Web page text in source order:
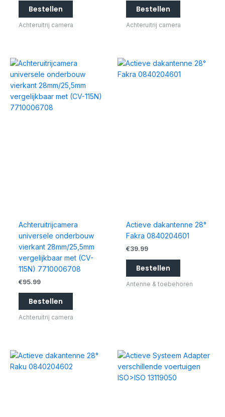
Bestellen
Achteruitrij camera
Bestellen
Achteruitrij camera
Achteruitrijcamera
universele onderbouw
vierkant 28mm/25,5mm
vergelijkbaar met (CV-
115N) 7710006708
€95.99
Bestellen
Achteruitrij camera
Actieve dakantenne 28°
Fakra 0840204601
€39.99
Bestellen
Antenne & toebehoren